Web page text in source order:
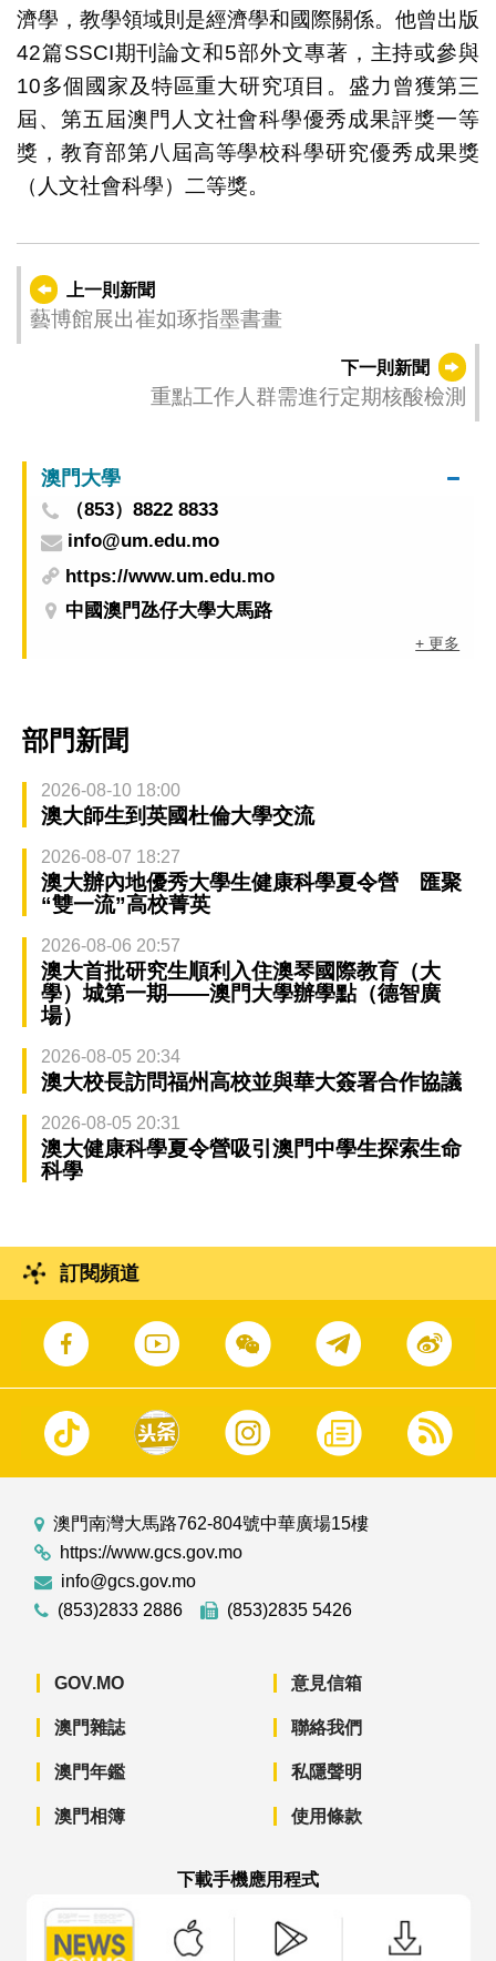
濟學，教學領域則是經濟學和國際關係。他曾出版
42篇SSCI期刊論文和5部外文專著，主持或參與
10多個國家及特區重大研究項目。盛力曾獲第三
屆、第五屆澳門人文社會科學優秀成果評獎一等
獎，教育部第八屆高等學校科學研究優秀成果獎
（人文社會科學）二等獎。
上一則新聞
藝博館展出崔如琢指墨書畫
下一則新聞
重點工作人群需進行定期核酸檢測
澳門大學
（853）8822 8833
info@um.edu.mo
https://www.um.edu.mo
中國澳門氹仔大學大馬路
+ 更多
部門新聞
2026-08-10 18:00
澳大師生到英國杜倫大學交流
2026-08-07 18:27
澳大辦內地優秀大學生健康科學夏令營 匯聚
“雙一流”高校菁英
2026-08-06 20:57
澳大首批研究生順利入住澳琴國際教育（大
學）城第一期——澳門大學辦學點（德智廣
場）
2026-08-05 20:34
澳大校長訪問福州高校並與華大簽署合作協議
2026-08-05 20:31
澳大健康科學夏令營吸引澳門中學生探索生命
科學
訂閱頻道
澳門南灣大馬路762-804號中華廣場15樓
https://www.gcs.gov.mo
info@gcs.gov.mo
(853)2833 2886
(853)2835 5426
GOV.MO
澳門雜誌
澳門年鑑
澳門相簿
意見信箱
聯絡我們
私隱聲明
使用條款
下載手機應用程式